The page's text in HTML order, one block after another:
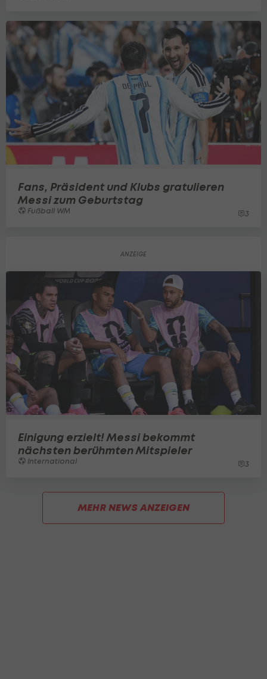
Fans, Präsident und Klubs gratulieren
Messi zum Geburtstag
Fußball WM 3
Einigung erzielt! Messi bekommt
nächsten berühmten Mitspieler
International 3
MEHR NEWS ANZEIGEN